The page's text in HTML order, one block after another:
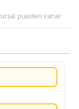
pueden variar